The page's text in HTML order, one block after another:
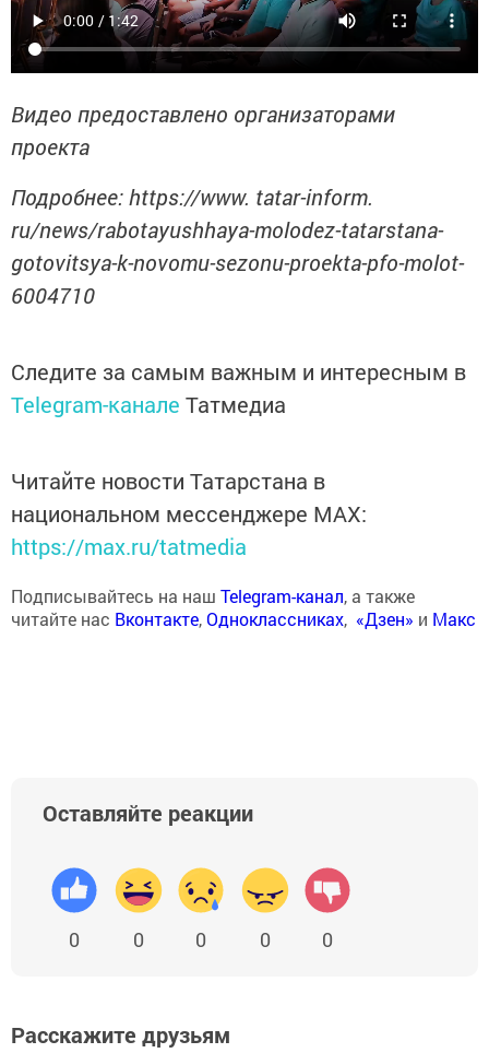
Видео предоставлено организаторами
проекта
Подробнее: https://www. tatar-inform.
ru/news/rabotayushhaya-molodez-tatarstana-
gotovitsya-k-novomu-sezonu-proekta-pfo-molot-
6004710
Следите за самым важным и интересным в
Telegram-канале Татмедиа
Читайте новости Татарстана в
национальном мессенджере MАХ:
https://max.ru/tatmedia
Подписывайтесь на наш Telegram-канал, а также
читайте нас Вконтакте,Одноклассниках, «Дзен» и Макс
Оставляйте реакции
0 0 0 0 0
Расскажите друзьям